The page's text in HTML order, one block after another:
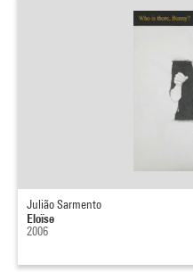
Julião Sarmento
Eloïse
2006